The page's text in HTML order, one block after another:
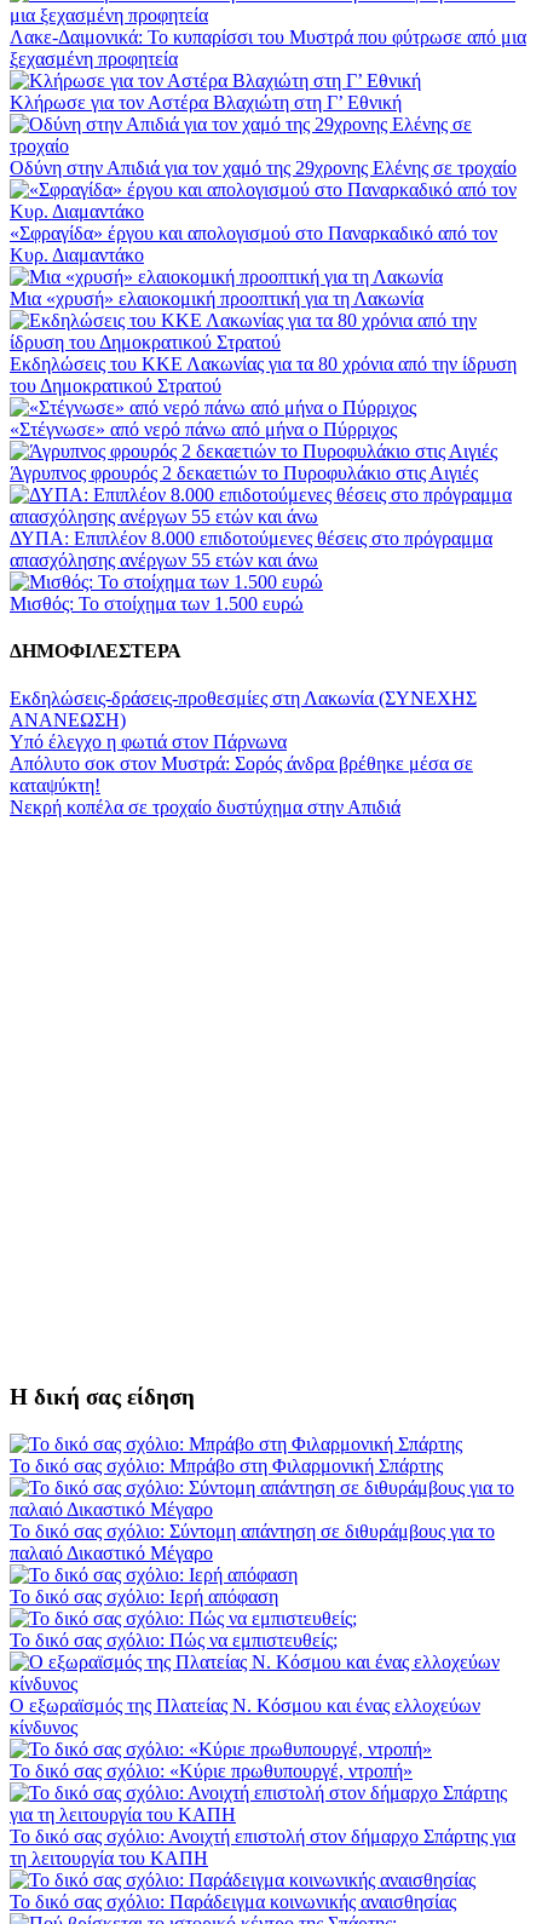
Λακε-Δαιμονικά: Το κυπαρίσσι του Μυστρά που φύτρωσε από μια
ξεχασμένη προφητεία
Κλήρωσε για τον Αστέρα Βλαχιώτη στη Γ’ Εθνική
Οδύνη στην Απιδιά για τον χαμό της 29χρονης Ελένης σε τροχαίο
«Σφραγίδα» έργου και απολογισμού στο Παναρκαδικό από τον
Κυρ. Διαμαντάκο
Μια «χρυσή» ελαιοκομική προοπτική για τη Λακωνία
Εκδηλώσεις του ΚΚΕ Λακωνίας για τα 80 χρόνια από την ίδρυση
του Δημοκρατικού Στρατού
«Στέγνωσε» από νερό πάνω από μήνα ο Πύρριχος
Άγρυπνος φρουρός 2 δεκαετιών το Πυροφυλάκιο στις Αιγιές
ΔΥΠΑ: Επιπλέον 8.000 επιδοτούμενες θέσεις στο πρόγραμμα
απασχόλησης ανέργων 55 ετών και άνω
Μισθός: Το στοίχημα των 1.500 ευρώ
ΔΗΜΟΦΙΛΕΣΤΕΡΑ
Εκδηλώσεις-δράσεις-προθεσμίες στη Λακωνία (ΣΥΝΕΧΗΣ
ΑΝΑΝΕΩΣΗ)
Υπό έλεγχο η φωτιά στον Πάρνωνα
Απόλυτο σοκ στον Μυστρά: Σορός άνδρα βρέθηκε μέσα σε
καταψύκτη!
Νεκρή κοπέλα σε τροχαίο δυστύχημα στην Απιδιά
Η δική σας είδηση
Το δικό σας σχόλιο: Μπράβο στη Φιλαρμονική Σπάρτης
Το δικό σας σχόλιο: Σύντομη απάντηση σε διθυράμβους για το
παλαιό Δικαστικό Μέγαρο
Το δικό σας σχόλιο: Ιερή απόφαση
Το δικό σας σχόλιο: Πώς να εμπιστευθείς;
Ο εξωραϊσμός της Πλατείας Ν. Κόσμου και ένας ελλοχεύων
κίνδυνος
Το δικό σας σχόλιο: «Κύριε πρωθυπουργέ, ντροπή»
Το δικό σας σχόλιο: Ανοιχτή επιστολή στον δήμαρχο Σπάρτης για
τη λειτουργία του ΚΑΠΗ
Το δικό σας σχόλιο: Παράδειγμα κοινωνικής αναισθησίας